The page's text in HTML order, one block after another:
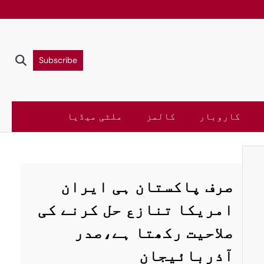
Subscribe
کاروبار کالمز ملٹی میڈیا
صرف پاکستان ہی ایران
امریکا تنازع حل کرنے کی
صلاحیت رکھتا ہے،صدر
آذربائیجان